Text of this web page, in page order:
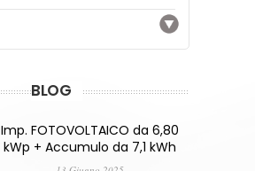
BLOG
Imp. FOTOVOLTAICO da 6,80
kWp + Accumulo da 7,1 kWh